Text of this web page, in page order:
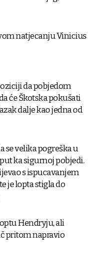
natjecanju Vinicius
da pobjedom
će Škotska pokušati
dalje kao jedna od
se velika pogreška u
ka sigurnoj pobjedi.
s ispucavanjem
je lopta stigla do
Hendryju, ali
pritom napravio